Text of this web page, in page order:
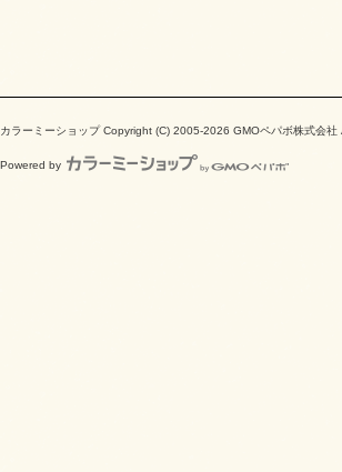
カラーミーショップCopyright (C) 2005-2026 GMOペパボ株式会社
Powered by